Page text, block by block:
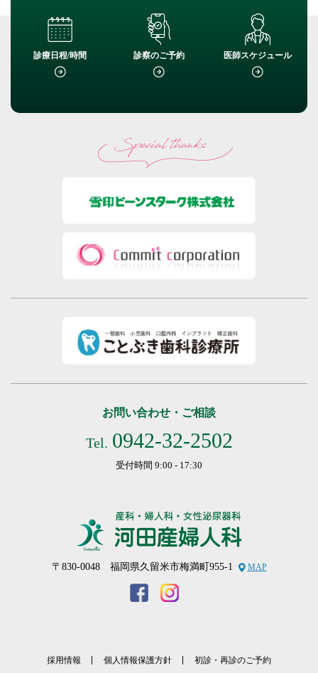
診療日程/時間 診察のご予約 医師スケジュール
〒830-0048 福岡県久留米市梅満町955-1 MAP
お問い合わせ・ご相談
Tel. 0942-32-2502
受付時間 9:00 - 17:30
採用情報 個人情報保護方針 初診・再診のご予約